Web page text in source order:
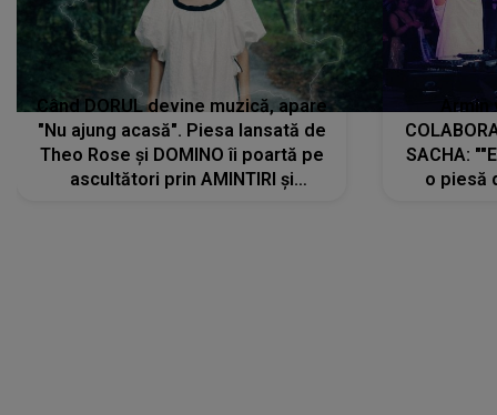
Când DORUL devine muzică, apare
"Nu ajung acasă". Piesa lansată de
Theo Rose și DOMINO îi poartă pe
ascultători prin AMINTIRI și
SACHA:
o piesă